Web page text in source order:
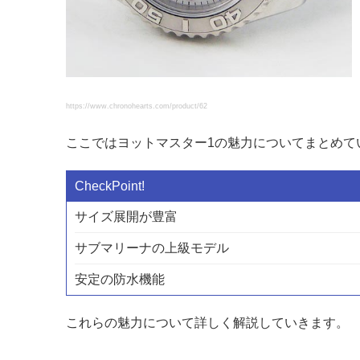
https://www.chronohearts.com/product/62
ここではヨットマスター1の魅力についてまとめて
サイズ展開が豊富
サブマリーナの上級モデル
安定の防水機能
これらの魅力について詳しく解説していきます。